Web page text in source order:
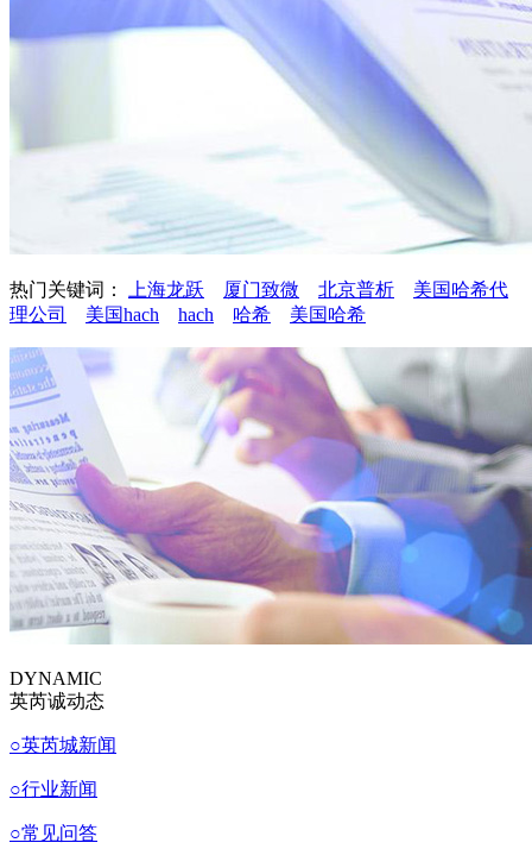
热门关键词： 上海龙跃 厦门致微 北京普析
美国哈希代
理公司
美国hach hach 哈希 美国哈希
DYNAMIC
英芮诚动态
○英芮城新闻
○行业新闻
○常见问答